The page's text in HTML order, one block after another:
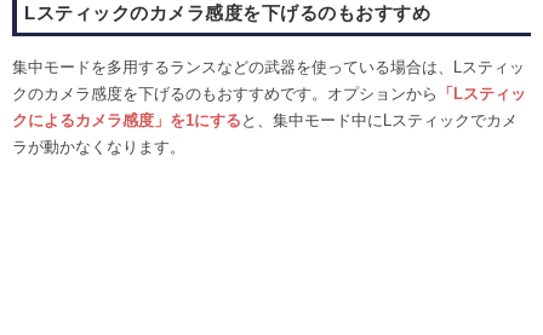
Lスティックのカメラ感度を下げるのもおすすめ
集中モードを多用するランスなどの武器を使っている場合は、Lスティッ
クのカメラ感度を下げるのもおすすめです。オプションから 「Lスティッ
クによるカメラ感度」を1にする と、集中モード中にLスティックでカメ
ラが動かなくなります。